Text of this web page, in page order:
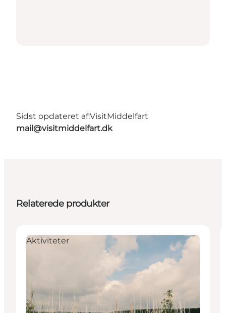
Sidst opdateret af:VisitMiddelfart
mail@visitmiddelfart.dk
Relaterede produkter
Aktiviteter